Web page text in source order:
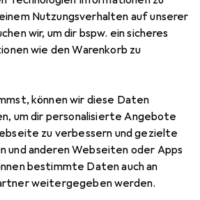
Nutzungsverhalten auf unserer
wir, um dir bspw. ein sicheres
wie den Warenkorb zu
können wir diese Daten
um dir personalisierte Angebote
zu verbessern und gezielte
und anderen Webseiten oder Apps
bestimmte Daten auch an
weitergegeben werden.